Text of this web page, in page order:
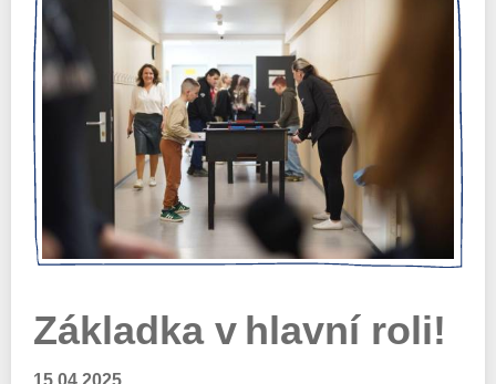
Základka v hlavní roli!
15.04.2025